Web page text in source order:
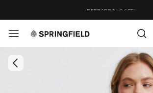
¡DESCARGA LA APP!